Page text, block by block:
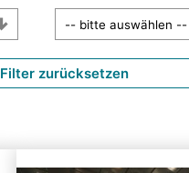
Filter zurücksetzen